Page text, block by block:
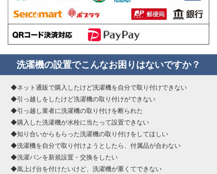
洗濯機の設置でこんなお困りはないですか？
◆ネット通販で購入したけど洗濯機を自分で取り付けできない
◆引っ越しをしたけど洗濯機の取り付けができない
◆引っ越し業者に洗濯機の取り付けを断られた
◆購入した洗濯機が水栓に当たって設置できない
◆知り合いからもらった洗濯機の取り付けをしてほしい
◆洗濯機を自分で取り付けようとしたら、付属品が合わない
◆洗濯パンを新規設置・交換をしたい
◆嵩上げ台を付けたいけど、洗濯機が重くてできない